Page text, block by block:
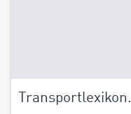
Transportlexikon.